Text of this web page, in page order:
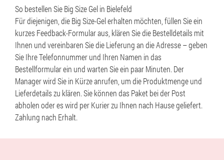
So bestellen Sie Big Size Gel in Bielefeld
Für diejenigen, die Big Size-Gel erhalten möchten, füllen Sie ein
kurzes Feedback-Formular aus, klären Sie die Bestelldetails mit
Ihnen und vereinbaren Sie die Lieferung an die Adresse – geben
Sie Ihre Telefonnummer und Ihren Namen in das
Bestellformular ein und warten Sie ein paar Minuten. Der
Manager wird Sie in Kürze anrufen, um die Produktmenge und
Lieferdetails zu klären. Sie können das Paket bei der Post
abholen oder es wird per Kurier zu Ihnen nach Hause geliefert.
Zahlung nach Erhalt.